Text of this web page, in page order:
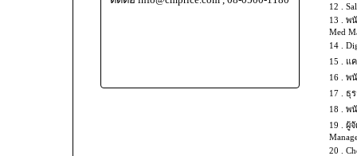
12 .
13 . พ
Med
14 .
15 .
แ
16 . พ
17 .
ธุ
18 . พ
19 . ผู้
20 .